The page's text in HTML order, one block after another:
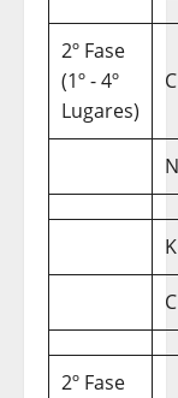
2º Fase
(1º - 4º
Lugares)
2º Fase